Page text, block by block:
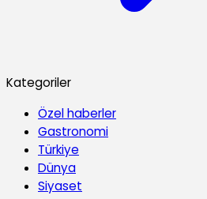
Kategoriler
Özel haberler
Gastronomi
Türkiye
Dünya
Siyaset